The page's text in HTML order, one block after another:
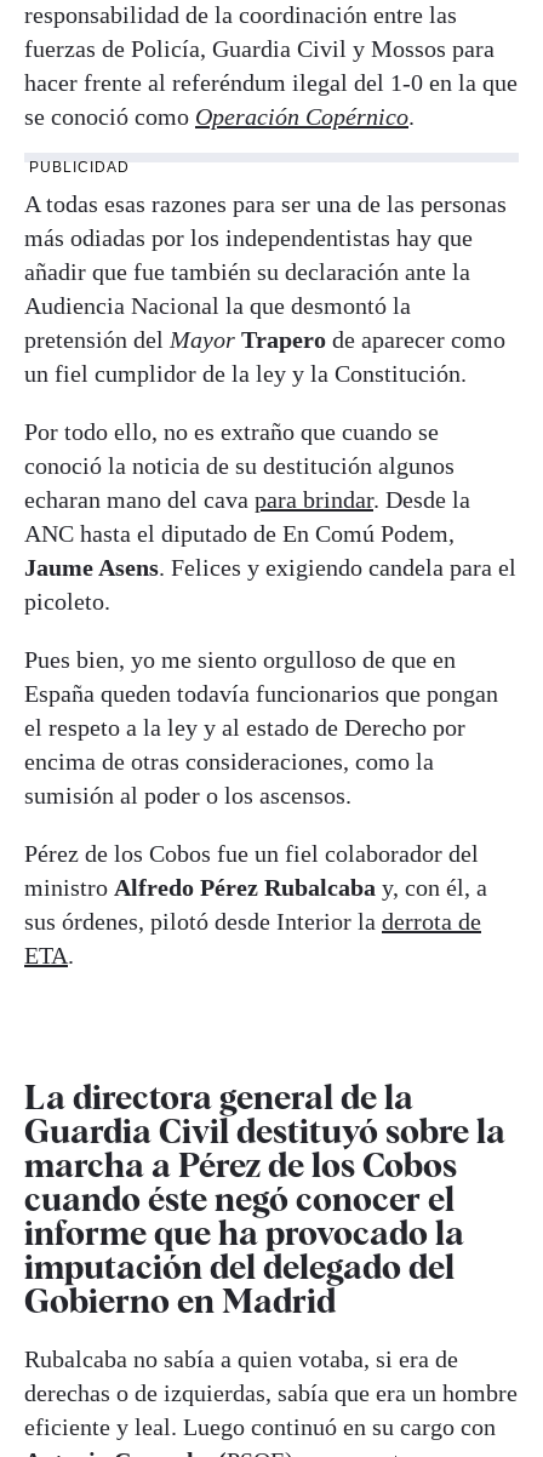
responsabilidad de la coordinación entre las
fuerzas de Policía, Guardia Civil y Mossos para
hacer frente al referéndum ilegal del 1-0 en la que
se conoció como Operación Copérnico.
PUBLICIDAD
A todas esas razones para ser una de las personas
más odiadas por los independentistas hay que
añadir que fue también su declaración ante la
Audiencia Nacional la que desmontó la
pretensión del Mayor Trapero de aparecer como
un fiel cumplidor de la ley y la Constitución.
Por todo ello, no es extraño que cuando se
conoció la noticia de su destitución algunos
echaran mano del cava para brindar. Desde la
ANC hasta el diputado de En Comú Podem,
Jaume Asens. Felices y exigiendo candela para el
picoleto.
Pues bien, yo me siento orgulloso de que en
España queden todavía funcionarios que pongan
el respeto a la ley y al estado de Derecho por
encima de otras consideraciones, como la
sumisión al poder o los ascensos.
Pérez de los Cobos fue un fiel colaborador del
ministro Alfredo Pérez Rubalcaba y, con él, a
sus órdenes, pilotó desde Interior la derrota de
ETA.
La directora general de la
Guardia Civil destituyó sobre la
marcha a Pérez de los Cobos
cuando éste negó conocer el
informe que ha provocado la
imputación del delegado del
Gobierno en Madrid
Rubalcaba no sabía a quien votaba, si era de
derechas o de izquierdas, sabía que era un hombre
eficiente y leal. Luego continuó en su cargo con